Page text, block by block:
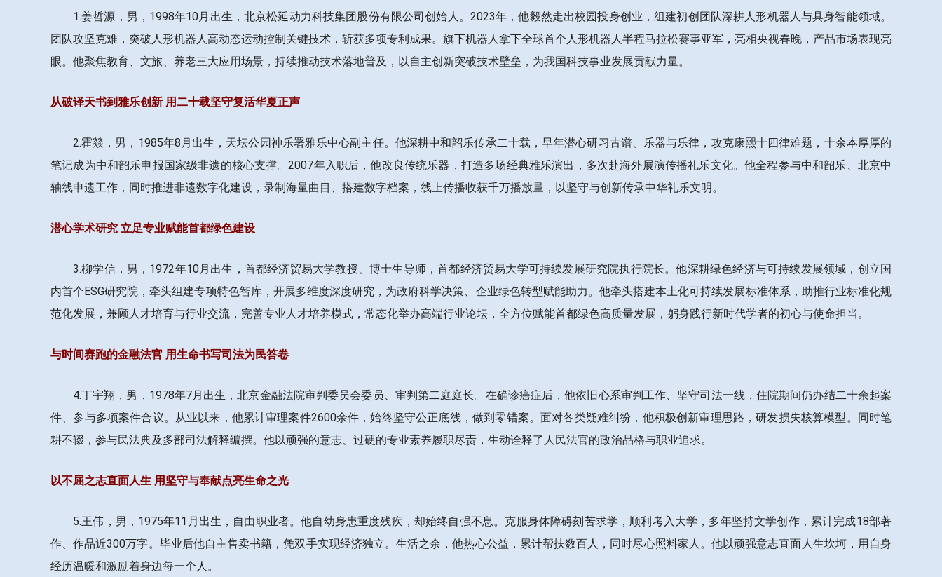
1.姜哲源，男，1998年10月出生，北京松延动力科技集团股份有限公司创始人。2023年，他毅然走出校园投身创业，组建初创团队深耕人形机器人与具身智能领域。
团队攻坚克难，突破人形机器人高动态运动控制关键技术，斩获多项专利成果。旗下机器人拿下全球首个人形机器人半程马拉松赛事亚军，亮相央视春晚，产品市场表现亮
眼。他聚焦教育、文旅、养老三大应用场景，持续推动技术落地普及，以自主创新突破技术壁垒，为我国科技事业发展贡献力量。
从破译天书到雅乐创新 用二十载坚守复活华夏正声
2.霍燚，男，1985年8月出生，天坛公园神乐署雅乐中心副主任。他深耕中和韶乐传承二十载，早年潜心研习古谱、乐器与乐律，攻克康熙十四律难题，十余本厚厚的
笔记成为中和韶乐申报国家级非遗的核心支撑。2007年入职后，他改良传统乐器，打造多场经典雅乐演出，多次赴海外展演传播礼乐文化。他全程参与中和韶乐、北京中
轴线申遗工作，同时推进非遗数字化建设，录制海量曲目、搭建数字档案，线上传播收获千万播放量，以坚守与创新传承中华礼乐文明。
潜心学术研究 立足专业赋能首都绿色建设
3.柳学信，男，1972年10月出生，首都经济贸易大学教授、博士生导师，首都经济贸易大学可持续发展研究院执行院长。他深耕绿色经济与可持续发展领域，创立国
内首个ESG研究院，牵头组建专项特色智库，开展多维度深度研究，为政府科学决策、企业绿色转型赋能助力。他牵头搭建本土化可持续发展标准体系，助推行业标准化规
范化发展，兼顾人才培育与行业交流，完善专业人才培养模式，常态化举办高端行业论坛，全方位赋能首都绿色高质量发展，躬身践行新时代学者的初心与使命担当。
与时间赛跑的金融法官 用生命书写司法为民答卷
4.丁宇翔，男，1978年7月出生，北京金融法院审判委员会委员、审判第二庭庭长。在确诊癌症后，他依旧心系审判工作、坚守司法一线，住院期间仍办结二十余起案
件、参与多项案件合议。从业以来，他累计审理案件2600余件，始终坚守公正底线，做到零错案。面对各类疑难纠纷，他积极创新审理思路，研发损失核算模型。同时笔
耕不辍，参与民法典及多部司法解释编撰。他以顽强的意志、过硬的专业素养履职尽责，生动诠释了人民法官的政治品格与职业追求。
以不屈之志直面人生 用坚守与奉献点亮生命之光
5.王伟，男，1975年11月出生，自由职业者。他自幼身患重度残疾，却始终自强不息。克服身体障碍刻苦求学，顺利考入大学，多年坚持文学创作，累计完成18部著
作、作品近300万字。毕业后他自主售卖书籍，凭双手实现经济独立。生活之余，他热心公益，累计帮扶数百人，同时尽心照料家人。他以顽强意志直面人生坎坷，用自身
经历温暖和激励着身边每一个人。